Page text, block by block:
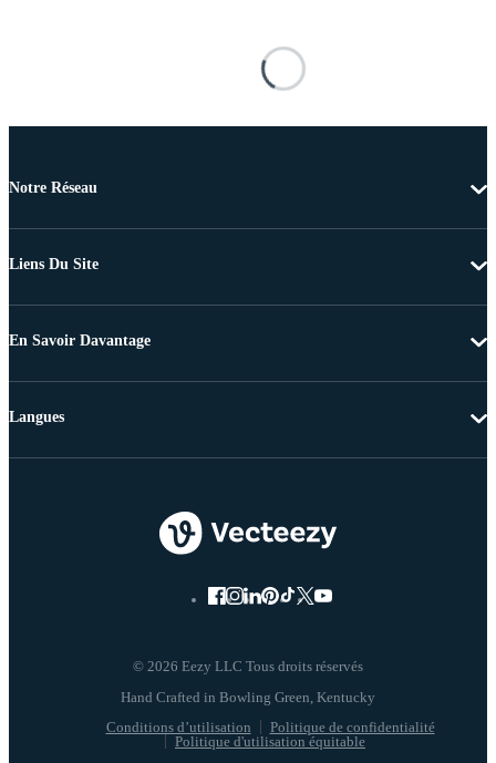
Notre Réseau
Liens Du Site
En Savoir Davantage
© 2026 Eezy LLC Tous droits réservés
Conditions d’utilisation
Politique de confidentialité
Politique d'utilisation équitable
Langues